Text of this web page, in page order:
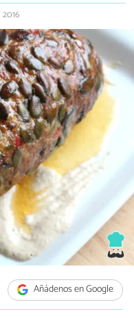
Añádenos en Google